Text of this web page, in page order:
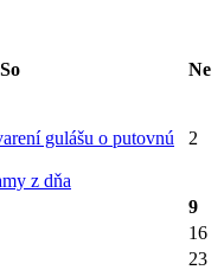
So Ne
gulášu o putovnú
z dňa
2
9
16
23